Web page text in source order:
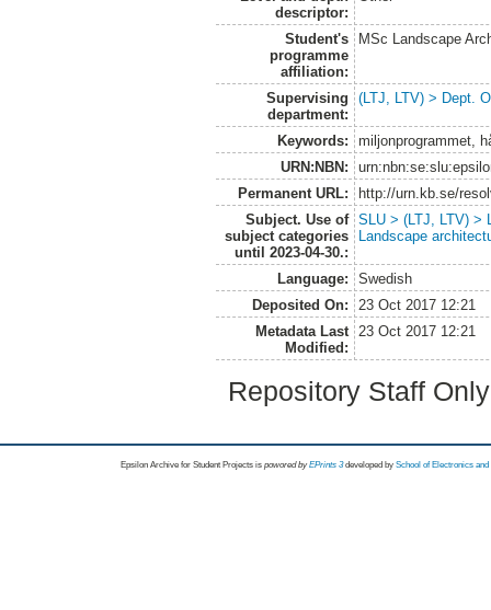
descriptor:
Student's
programme
affiliation:
MSc Landscape
Supervising
department:
(LTJ, LTV) > Dept.
Keywords:
miljonprogrammet,
URN:NBN:
Permanent URL:
http://urn.kb.se/
Subject. Use of
subject categories
until 2023-04-30.:
SLU > (LTJ, LTV) >
Landscape
Language:
Swedish
Deposited On:
23 Oct 2017 12:21
Metadata Last
Modified:
23 Oct 2017 12:21
Repository Staff
Epsilon Archive for Student Projects is powored byEPrints 3 developed by School of Electronics